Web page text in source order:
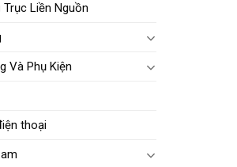
Liền Nguồn
Và Phụ Kiện
thoại